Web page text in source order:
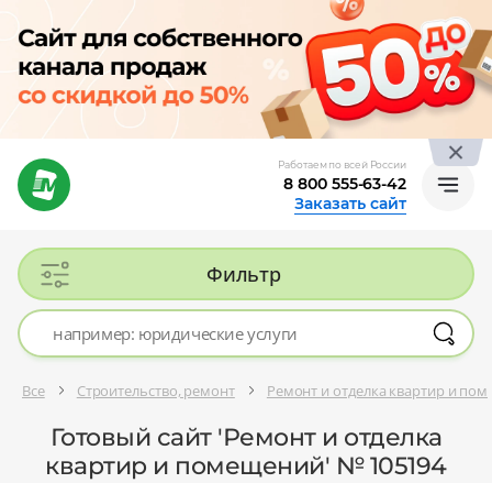
Работаем по всей России
8 800 555-63-42
Заказать сайт
Фильтр
Все Строительство, ремонт Ремонт и отделка квартир и
Готовый сайт 'Ремонт и отделка
квартир и помещений' № 105194